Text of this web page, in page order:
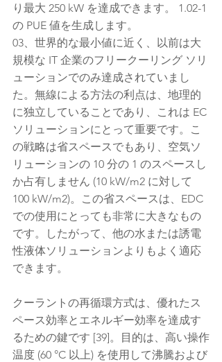
り最大 250 kW を達成できます。 1.02-1
の PUE 値を生成します。
03、世界的な最小値に近く、以前は大
規模な IT 企業のフリークーリング ソリ
ューションでのみ達成されていまし
た。無線による方法の利点は、地理的
に独立していることであり、これは EC
ソリューションにとって重要です。こ
の戦略は省スペースでもあり、空気ソ
リューションの 10 分の 1 のスペースし
か占有しません (10 kW/m2 に対して
100 kW/m2)。この省スペースは、EDC
での使用にとっても非常に大きなもの
です。したがって、他の水または誘電
性液体ソリューションよりもよく適応
できます。
クーラントの再循環方式は、優れたス
ペース効率とエネルギー効率を達成す
るための鍵です [39]。目的は、高い操作
温度 (60 °C 以上) を使用して沸騰および